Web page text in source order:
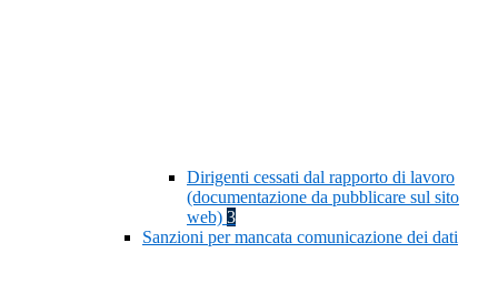
Dirigenti cessati dal rapporto di lavoro
(documentazione da pubblicare sul sito
web) 3
Sanzioni per mancata comunicazione dei dati